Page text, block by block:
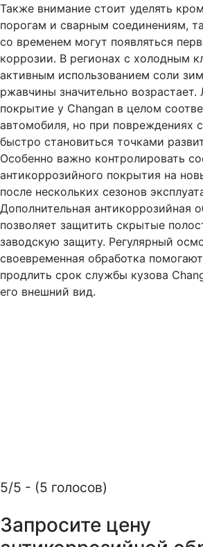
Также внимание стоит уделять
порогам и сварным соединениям,
со временем могут появляться
коррозии. В регионах с холодным
активным использованием соли
ржавчины значительно возрастает.
покрытие у Changan в целом
автомобиля, но при повреждениях
быстро становиться точками
Особенно важно контролировать
антикоррозийного покрытия на
после нескольких сезонов
Дополнительная антикоррозийная
позволяет защитить скрытые
заводскую защиту. Регулярный
своевременная обработка
продлить срок службы кузова
его внешний вид.
5/5 - (5 голосов)
Запросите цену